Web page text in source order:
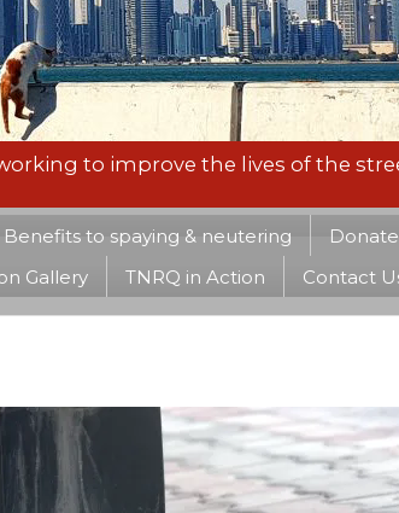
to improve the lives of the
Benefits to spaying & neutering Donate
Gallery TNRQ in Action Contact